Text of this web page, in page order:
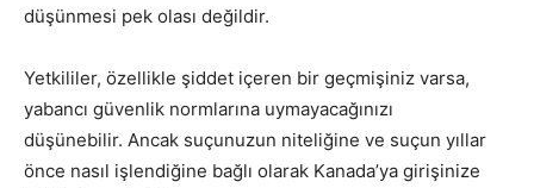
düşünmesi pek olası değildir.
Yetkililer, özellikle şiddet içeren bir geçmişiniz varsa,
yabancı güvenlik normlarına uymayacağınızı
düşünebilir. Ancak suçunuzun niteliğine ve suçun yıllar
önce nasıl işlendiğine bağlı olarak Kanada’ya girişinize